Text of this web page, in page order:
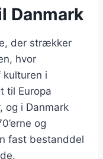
Danmark
der strækker
hvor
i
til Europa
og i Danmark
og
fast bestanddel